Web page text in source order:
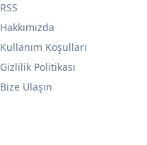
RSS
Hakkımızda
Kullanım Koşulları
Gizlilik Politikası
Bize Ulaşın